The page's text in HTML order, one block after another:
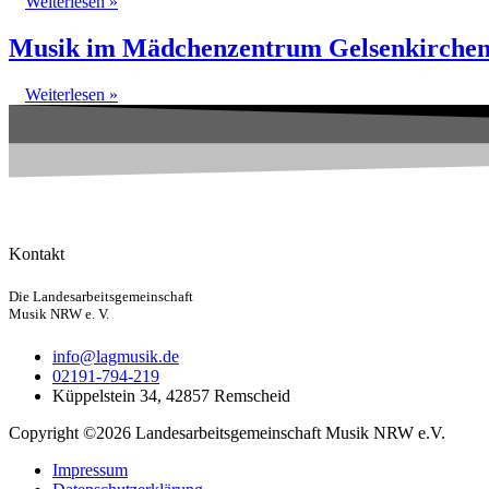
Musik im Mädchenzentrum
Weiterlesen »
Kontakt
Die Landesarbeitsgemeinschaft
Musik NRW e. V.
info@lagmusik.de
02191-794-219
Küppelstein 34, 42857 Remscheid
Copyright ©2026 Landesarbeitsgemeinschaft Musik NRW e.V.
Impressum